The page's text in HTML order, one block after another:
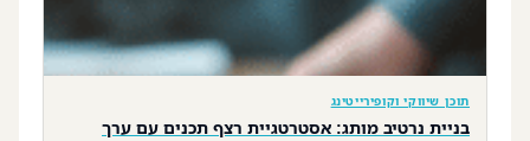
תוכן שיווקי וקופירייטינג
בניית נרטיב מותג: אסטרטגיית רצף תכנים עם ערך